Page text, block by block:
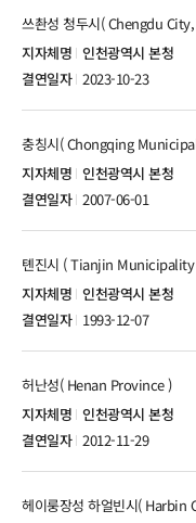
인천광역시 본청
쓰촨성 청두시( Chengdu
2023-10-23
인천광역시 본청
충칭시( Chongqing
2007-06-01
인천광역시 본청
톈진시 ( Tianjin
1993-12-07
인천광역시 본청
허난성( Henan Province )
2012-11-29
헤이룽장성 하얼빈시(